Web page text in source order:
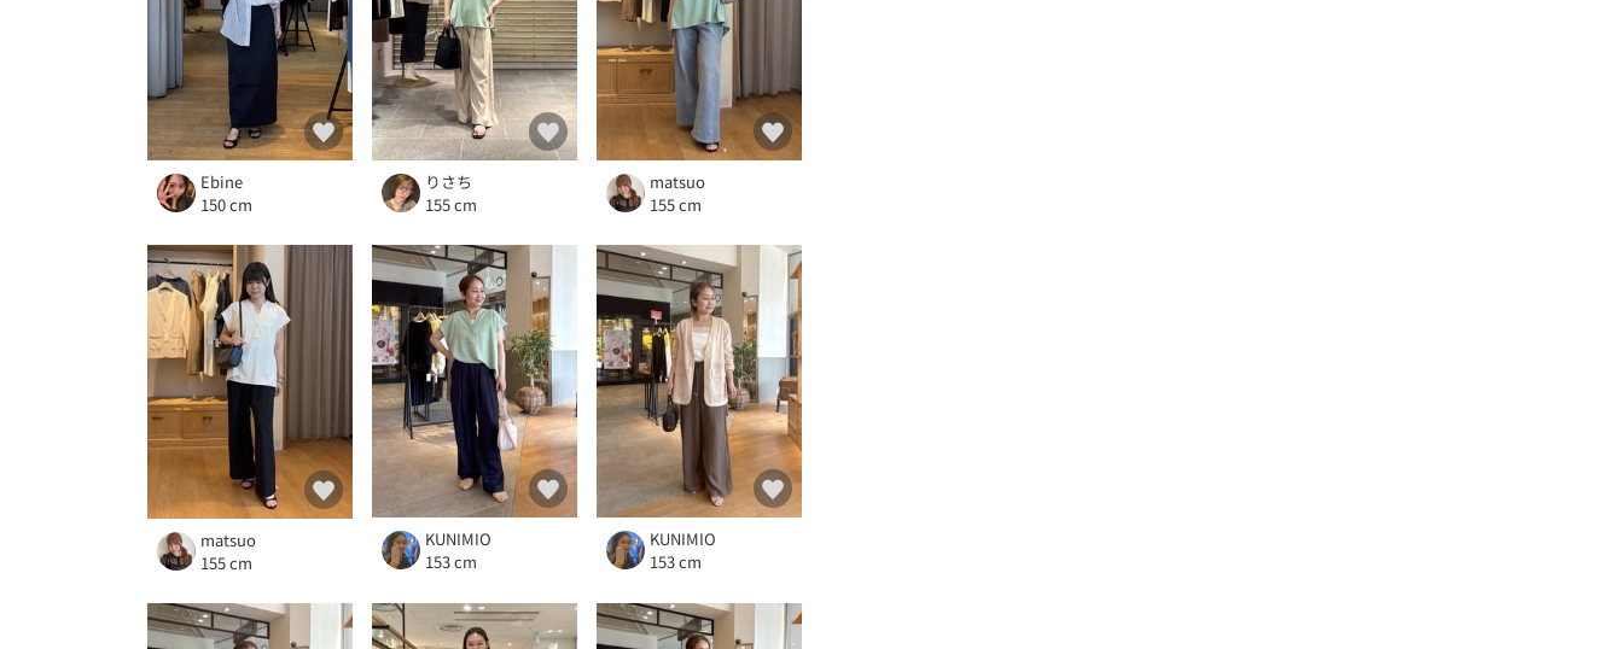
Ebine
150 cm
りさち
155 cm
matsuo
155 cm
matsuo
155 cm
KUNIMIO
153 cm
KUNIMIO
153 cm